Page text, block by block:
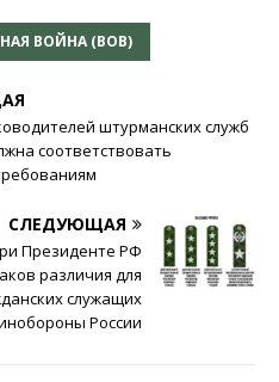
ВОЙНА (ВОВ)
штурманских служб
соответствовать
СЛЕДУЮЩАЯ
Президенте РФ
различия для
служащих
России